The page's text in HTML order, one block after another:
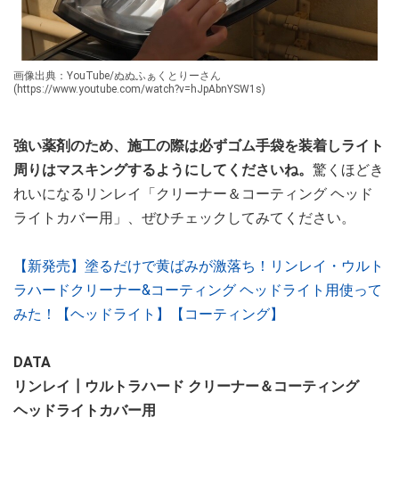
画像出典：YouTube/ぬぬふぁくとりーさん
(https://www.youtube.com/watch?v=hJpAbnYSW1s)
強い薬剤のため、施工の際は必ずゴム手袋を装着しライト
周りはマスキングするようにしてくださいね。 驚くほどき
れいになるリンレイ「クリーナー＆コーティング ヘッド
ライトカバー用」、ぜひチェックしてみてください。
【新発売】塗るだけで黄ばみが激落ち！リンレイ・ウルト
ラハードクリーナー&コーティング ヘッドライト用使って
みた！【ヘッドライト】【コーティング】
DATA
リンレイ┃ウルトラハード クリーナー＆コーティング
ヘッドライトカバー用